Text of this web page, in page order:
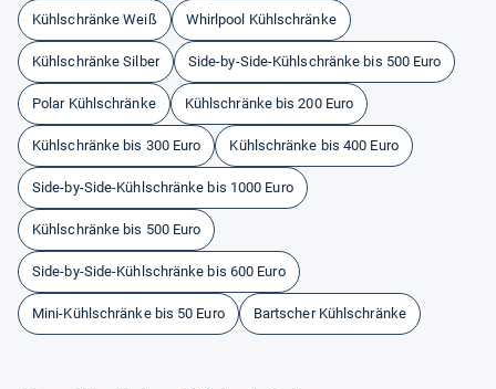
Kühlschränke Weiß Whirlpool Kühlschränke
Kühlschränke Silber Side-by-Side-Kühlschränke bis 500 Euro
Polar Kühlschränke Kühlschränke bis 200 Euro
Kühlschränke bis 300 Euro Kühlschränke bis 400 Euro
Side-by-Side-Kühlschränke bis 1000 Euro
Kühlschränke bis 500 Euro
Side-by-Side-Kühlschränke bis 600 Euro
Mini-Kühlschränke bis 50 Euro Bartscher Kühlschränke